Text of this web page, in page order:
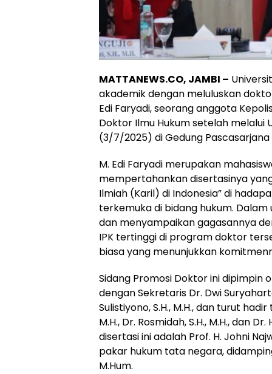
MATTANEWS.CO, JAMBI –
akademik dengan meluluskan
Edi Faryadi, seorang anggota
Doktor Ilmu Hukum setelah melalui
(3/7/2025) di Gedung Pascasarjana
M. Edi Faryadi merupakan
mempertahankan disertasinya
Ilmiah (Karil) di Indonesia” di
terkemuka di bidang hukum.
dan menyampaikan gagasannya
IPK tertinggi di program doktor
biasa yang menunjukkan
Sidang Promosi Doktor ini dipimpin
dengan Sekretaris Dr. Dwi
Sulistiyono, S.H., M.H., dan turut
M.H., Dr. Rosmidah, S.H., M.H., dan
disertasi ini adalah Prof. H. Johni
pakar hukum tata negara,
M.Hum.